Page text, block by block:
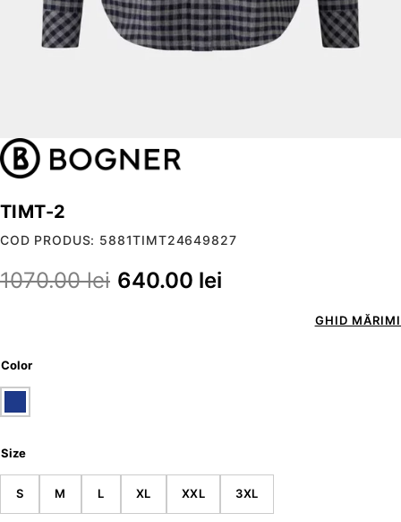
TIMT-2
COD PRODUS: 5881TIMT24649827
1070.00lei 640.00 lei
GHID MĂRIMI
Color
Size
S M L XL XXL 3XL